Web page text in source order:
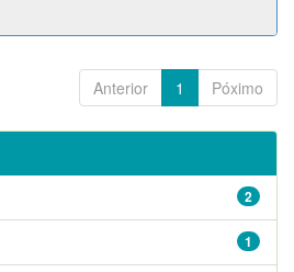
Anterior 1 Póximo
2
1